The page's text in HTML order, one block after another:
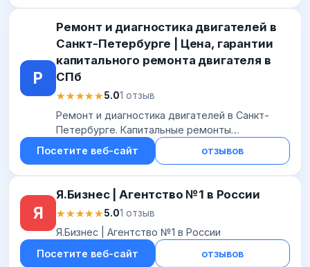
Р
Ремонт и диагностика двигателей в
Санкт-Петербурге | Цена, гарантии
капитального ремонта двигателя в
СПб
★★★★★
★★★★★5.01 отзыв
Ремонт и диагностика двигателей в Санкт-
Петербурге. Капитальные ремонты
двигателей в СПб с гарантией от 2 лет.
Посетите веб-сайт отзывов
Я
Я.Бизнес | Агентство №1 в России
★★★★★
★★★★★5.01 отзыв
Я.Бизнес | Агентство №1 в России
Посетите веб-сайт
отзывов